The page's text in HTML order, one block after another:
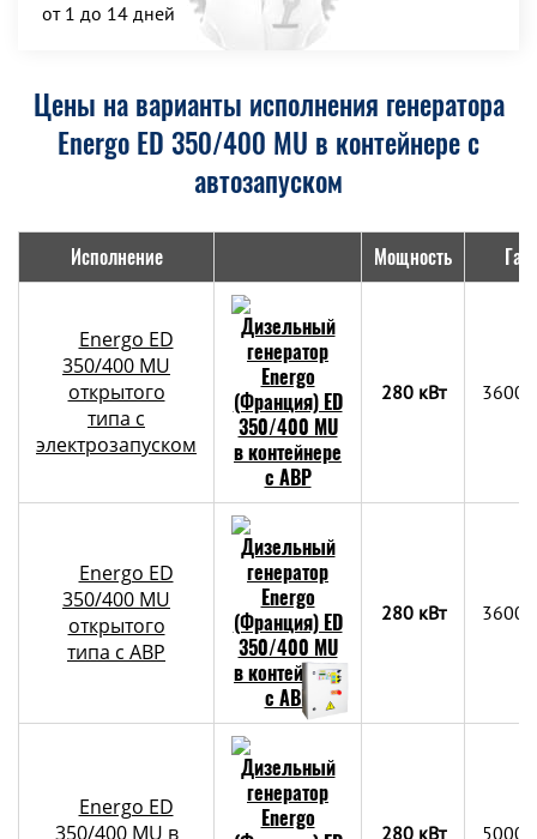
от 1 до 14 дней
Цены на варианты исполнения генератора
Energo ED 350/400 MU в контейнере с
автозапуском
Исполнение Мощность
Energo ED
350/400 MU
открытого
типа с
электрозапуском
280 кВт
Energo ED
350/400 MU
открытого
типа с АВР
280 кВт
Energo ED
350/400 MU в
280 кВт